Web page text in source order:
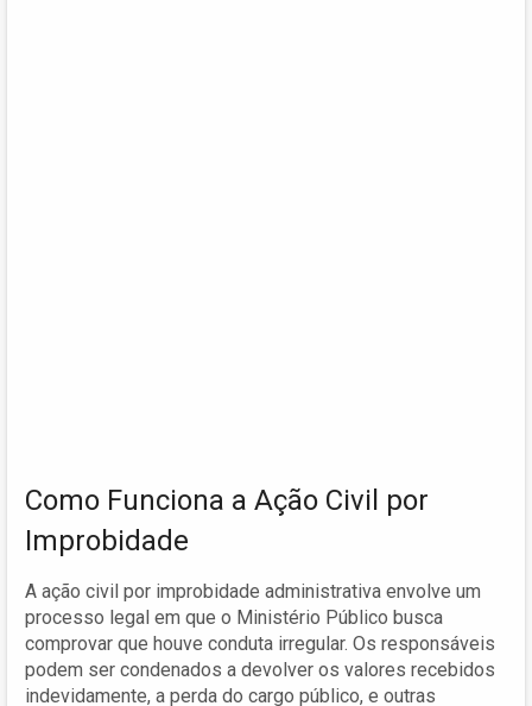
Como Funciona a Ação Civil por
Improbidade
A ação civil por improbidade administrativa envolve um
processo legal em que o Ministério Público busca
comprovar que houve conduta irregular. Os responsáveis
podem ser condenados a devolver os valores recebidos
indevidamente, a perda do cargo público, e outras